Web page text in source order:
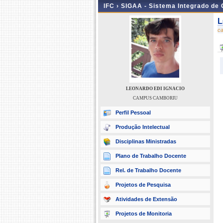
IFC › SIGAA - Sistema Integrado
LEONARDO EDI IGNACIO
CAMPUS CAMBORIU
Perfil Pessoal
Produção Intelectual
Disciplinas Ministradas
Plano de Trabalho Docente
Rel. de Trabalho Docente
Projetos de Pesquisa
Atividades de Extensão
Projetos de Monitoria